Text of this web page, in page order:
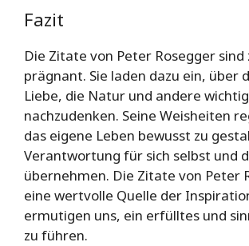
Fazit
Die Zitate von Peter Rosegger sind
prägnant. Sie laden dazu ein, über
Liebe, die Natur und andere
nachzudenken. Seine Weisheiten
das eigene Leben bewusst zu
Verantwortung für sich selbst und
übernehmen. Die Zitate von Peter
eine wertvolle Quelle der
ermutigen uns, ein erfülltes und
zu führen.